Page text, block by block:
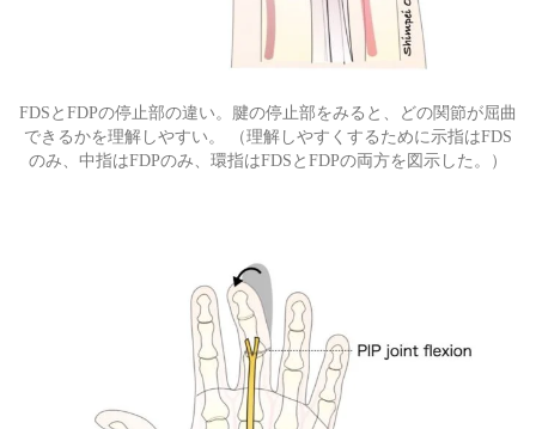
FDSとFDPの停止部の違い。腱の停止部をみると、どの関節が屈曲
できるかを理解しやすい。 （理解しやすくするために示指はFDS
のみ、中指はFDPのみ、環指はFDSとFDPの両方を図示した。）